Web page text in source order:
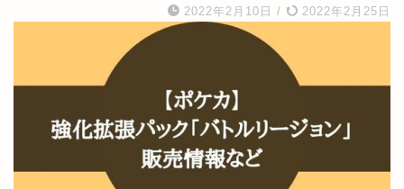
2022年2月10日 / 2022年2月25日